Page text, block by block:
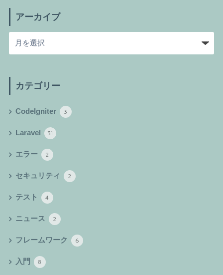
アーカイブ
カテゴリー
CodeIgniter 3
Laravel 31
エラー 2
セキュリティ 2
テスト 4
ニュース 2
フレームワーク 6
入門 8